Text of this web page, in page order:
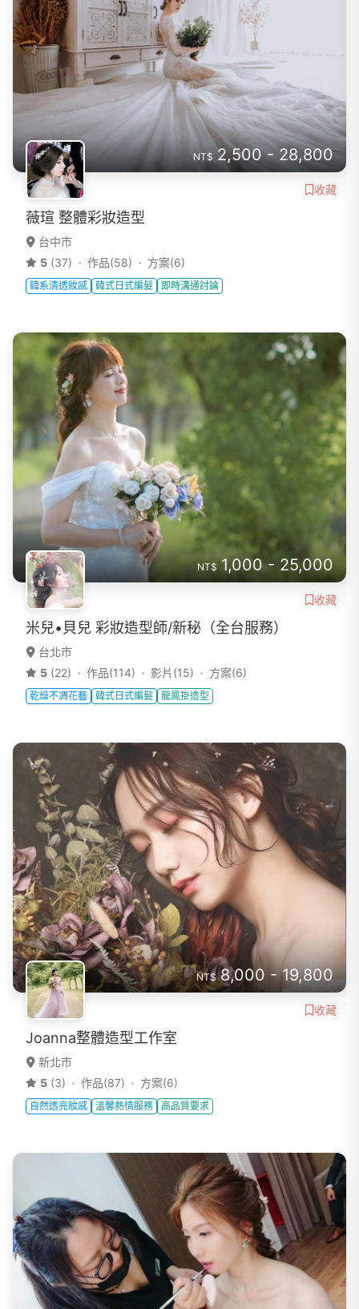
NT$ 2,500 - 28,800
收藏
薇瑄 整體彩妝造型
台中市
5 (37) 作品(58) 方案(6)
韓系清透妝感 韓式日式編髮 即時溝通討論
NT$ 1,000 - 25,000
收藏
米兒•貝兒 彩妝造型師/新秘（全台服務）
台北市
5 (22) 作品(114) 影片(15) 方案(6)
乾燥不凋花藝 韓式日式編髮 龍鳳掛造型
NT$ 8,000 - 19,800
收藏
Joanna整體造型工作室
新北市
5 (3) 作品(87) 方案(6)
自然透亮妝感 溫馨熱情服務 高品質要求